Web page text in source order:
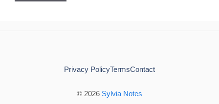
© 2026 Sylvia Notes
Privacy PolicyTermsContact